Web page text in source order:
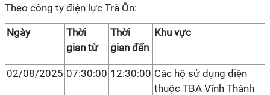
Theo công ty điện lực Trà Ôn:
Ngày
Thời
gian từ
Thời
gian đến
Khu vực
02/08/2025 07:30:00 12:30:00 Các hộ sử dụng điện
thuộc TBA Vĩnh Thành